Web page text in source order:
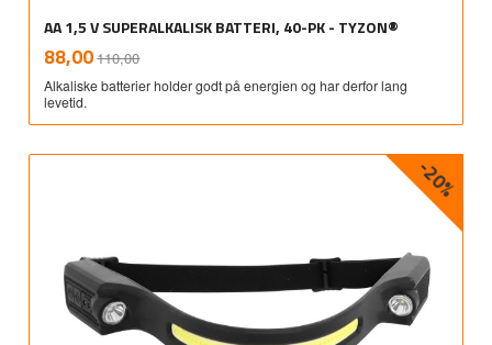
AA 1,5 V SUPERALKALISK BATTERI, 40-PK - TYZON®
Tilbud
88,00110,00mva.
Alkaliske batterier holder godt på energien og har derfor lang
levetid.
-20%